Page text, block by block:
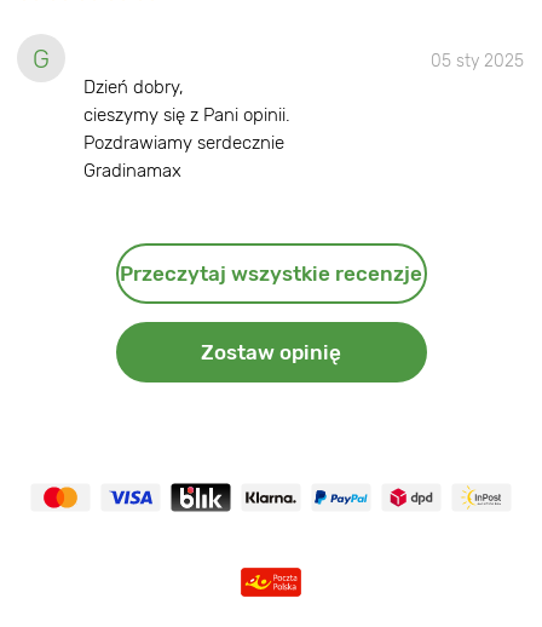
G 05 sty 2025
Dzień dobry,
cieszymy się z Pani opinii.
Pozdrawiamy serdecznie
Gradinamax
Przeczytaj wszystkie recenzje
Zostaw opinię